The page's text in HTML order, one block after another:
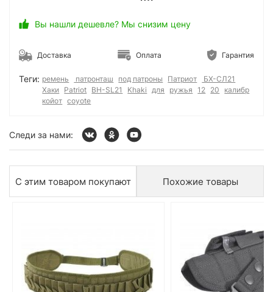
Вы нашли дешевле? Мы снизим цену
Доставка Оплата Гарантия
Теги: ремень патронташ под патроны Патриот
БХ-СЛ21
Хаки Patriot BH-SL21 Khaki для ружья 12 20
калибр
койот coyote
Следи за нами:
С этим товаром покупают Похожие товары